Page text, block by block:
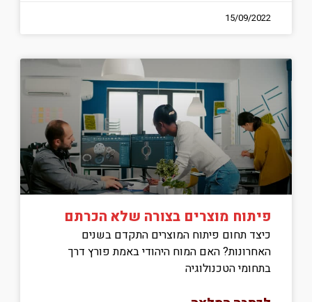
15/09/2022
פיתוח מוצרים בצורה שלא הכרתם
כיצד תחום פיתוח המוצרים התקדם בשנים
האחרונות? האם המוח היהודי באמת פורץ דרך
בתחומי הטכנולוגיה